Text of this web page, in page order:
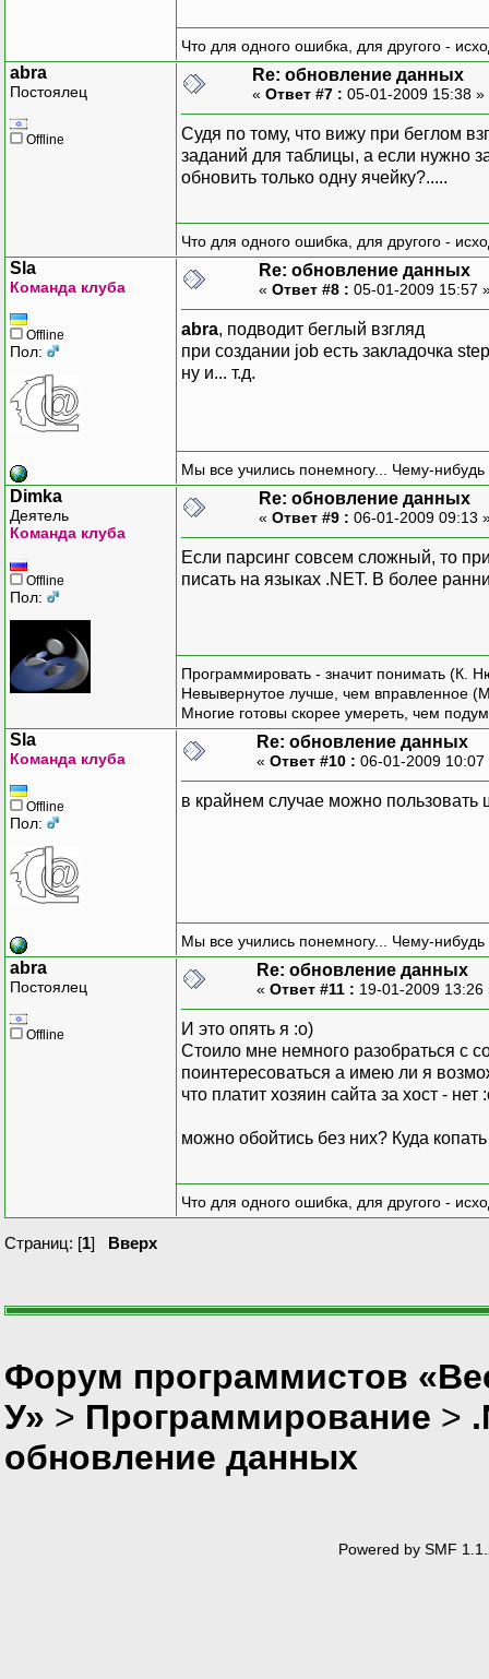
Что для одного ошибка, для другого -
abra
Постоялец
Offline
Re: обновление данных
« Ответ #7 : 05-01-2009 15:38 »
Судя по тому, что вижу при беглом
заданий для таблицы, а если нужно
обновить только одну ячейку?.....
Что для одного ошибка, для другого -
Sla
Команда клуба
Offline
Пол:
Re: обновление данных
« Ответ #8 : 05-01-2009 15:57
abra, подводит беглый взгляд
при создании job есть закладочка step
ну и... т.д.
Мы все учились понемногу... Чему-нибудь
Dimka
Деятель
Команда клуба
Offline
Пол:
Re: обновление данных
« Ответ #9 : 06-01-2009 09:13
Если парсинг совсем сложный, то
писать на языках .NET. В более
Программировать - значит понимать (К.
Невывернутое лучше, чем вправленное
Многие готовы скорее умереть, чем
Sla
Команда клуба
Offline
Пол:
Re: обновление данных
« Ответ #10 : 06-01-2009
в крайнем случае можно пользовать
Мы все учились понемногу... Чему-нибудь
abra
Постоялец
Offline
Re: обновление данных
« Ответ #11 : 19-01-2009
И это опять я :о)
Стоило мне немного разобраться с
поинтересоваться а имею ли я
что платит хозяин сайта за хост - нет
можно обойтись без них? Куда
Что для одного ошибка, для другого -
Страниц: [1] Вверх
Форум программистов
У» > Программирование >
обновление данных
Powered by SMF